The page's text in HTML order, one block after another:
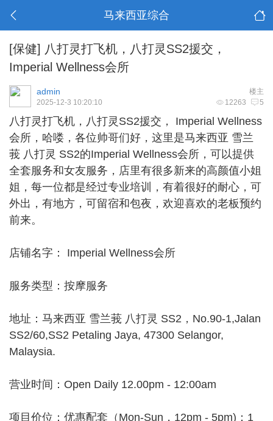
马来西亚综合
[保健] 八打灵打飞机，八打灵SS2援交，
Imperial Wellness会所
楼主
admin
12263 5
2025-12-3 10:20:10
八打灵打飞机 ，八打灵SS2援交， Imperial Wellness
会所，哈喽，各位帅哥们好，这里是马来西亚 雪兰
莪 八打灵 SS2的Imperial Wellness会所，可以提供
全套服务和女友服务，店里有很多新来的高颜值小姐
姐，每一位都是经过专业培训，有着很好的耐心，可
外出，有地方，可留宿和包夜，欢迎喜欢的老板预约
前来。
店铺名字： Imperial Wellness会所
服务类型：按摩服务
地址：马来西亚 雪兰莪 八打灵 SS2，No.90-1,Jalan
SS2/60,SS2 Petaling Jaya, 47300 Selangor,
Malaysia.
营业时间：Open Daily 12.00pm - 12:00am
项目价位：优惠配套（Mon-Sun，12pm - 5pm)：1